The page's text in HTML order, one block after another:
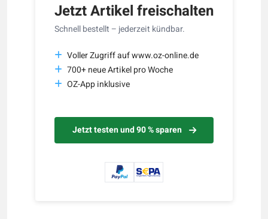
Jetzt Artikel freischalten
Schnell bestellt – jederzeit kündbar.
Voller Zugriff auf www.oz-online.de
700+ neue Artikel pro Woche
OZ-App inklusive
Jetzt testen und 90 % sparen